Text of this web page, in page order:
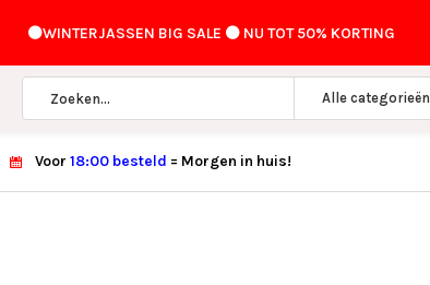
Alle categorieën
⚫️WINTERJASSEN BIG SALE ⚫️ NU TOT 50% KORTING
Voor 18:00 besteld = Morgen in huis!